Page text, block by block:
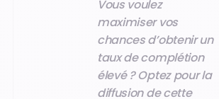
Vous voulez
maximiser vos
chances d’obtenir un
taux de complétion
élevé ? Optez pour la
diffusion de cette